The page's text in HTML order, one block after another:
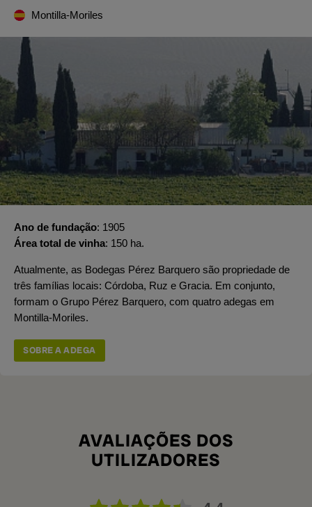
Montilla-Moriles
Ano de fundação 1905
Área total de vinha 150 ha.
Atualmente, as Bodegas Pérez Barquero são propriedade de
três famílias locais: Córdoba, Ruz e Gracia. Em conjunto,
formam o Grupo Pérez Barquero, com quatro adegas em
Montilla-Moriles.
SOBRE A ADEGA
AVALIAÇÕES DOS
UTILIZADORES